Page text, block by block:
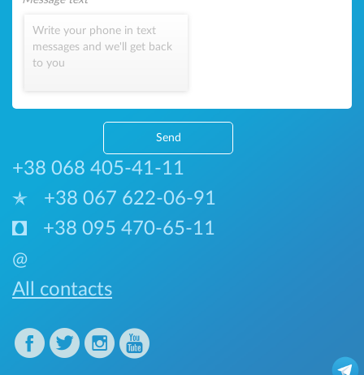
Write your phone in text
messages and we'll get back
to you
Send
+38 068 405-41-11
+38 067 622-06-91
+38 095 470-65-11
@
All contacts